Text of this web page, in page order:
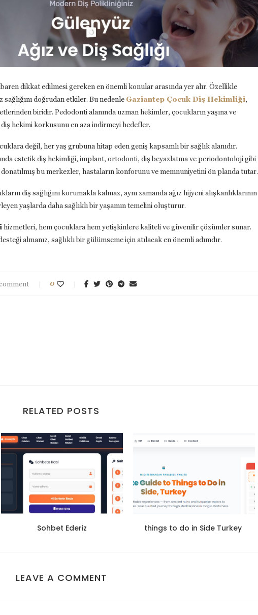
dikkat edilmesi gereken en önemli konular arasında yer alır. Özellikle
doğrudan etkiler. Bu nedenle Gaziantep Çocuk Diş Hekimliği,
biridir. Pedodonti alanında uzman hekimler, çocukların yaşına ve
hekimi korkusunu en aza indirmeyi hedefler.
değil, her yaş grubuna hitap eden geniş kapsamlı bir sağlık alanıdır.
estetik diş hekimliği, implant, ortodonti, diş beyazlatma ve periodontoloji gibi
bu merkezler, hastaların konforunu ve memnuniyetini ön planda tutar.
diş sağlığını korumakla kalmaz, aynı zamanda ağız hijyeni alışkanlıklarının
yaşlarda daha sağlıklı bir yaşamın temelini oluşturur.
hizmetleri, hem çocuklara hem yetişkinlere kaliteli ve güvenilir çözümler sunar.
almanız, sağlıklı bir gülümseme için atılacak en önemli adımdır.
0
RELATED POSTS
Sohbet Ederiz things to do in Side Turkey
LEAVE A COMMENT